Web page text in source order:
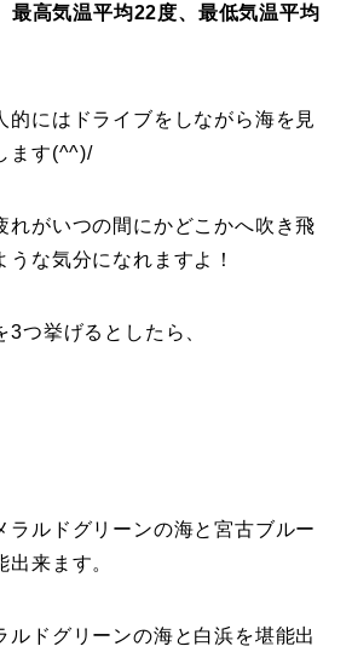
最高気温平均22度、最低気温平均
的にはドライブをしながら海を見
ます(^^)/
れがいつの間にかどこかへ吹き飛
うな気分になれますよ！
つ挙げるとしたら、
ラルドグリーンの海と宮古ブルー
来ます。
ルドグリーンの海と白浜を堪能出